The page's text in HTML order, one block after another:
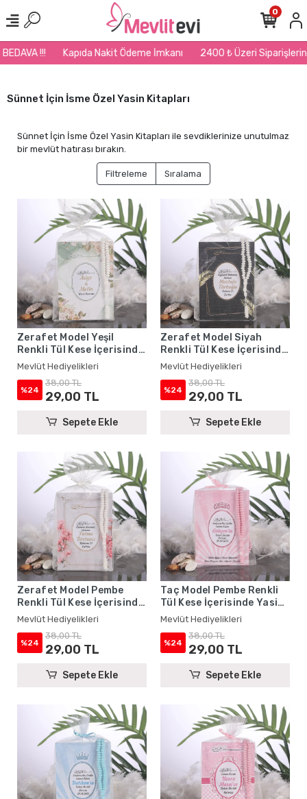
Kapıda Nakit Ödeme İmkanı 2400 ₺ Üzeri Siparişlerinizde Kargo
0
Sünnet İçin İsme Özel Yasin Kitapları
Sünnet İçin İsme Özel Yasin Kitapları ile sevdiklerinize unutulmaz
bir mevlüt hatırası bırakın.
Filtreleme Sıralama
Zerafet Model Yeşil
Renkli Tül Kese İçerisinde
Yasin Kitabı ve Tesbih -
Mevlüt Hediyelikleri
Mevlüt Hediyelikleri
%24
38,00 TL
29,00 TL
Sepete Ekle
Zerafet Model Siyah
Renkli Tül Kese İçerisinde
Yasin Kitabı ve Tesbih -
Mevlüt Hediyelikleri
Mevlüt Hediyelikleri
%24
38,00 TL
29,00 TL
Sepete Ekle
Zerafet Model Pembe
Renkli Tül Kese İçerisinde
Yasin Kitabı ve Tesbih -
Mevlüt Hediyelikleri
Mevlüt Hediyelikleri
%24
38,00 TL
29,00 TL
Sepete Ekle
Taç Model Pembe Renkli
Tül Kese İçerisinde Yasin
Kitabı ve Tesbih - Mevlüt
Hediyelikleri
Mevlüt Hediyelikleri
%24
38,00 TL
29,00 TL
Sepete Ekle